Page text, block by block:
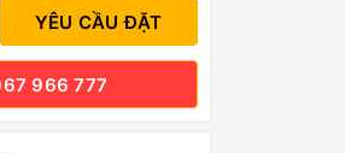
YÊU CẦU ĐẶT
966 777